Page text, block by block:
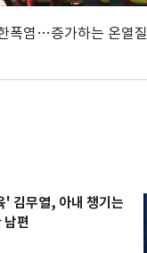
폭염…증가하는 온열
' 김무열, 아내 챙기는
남편